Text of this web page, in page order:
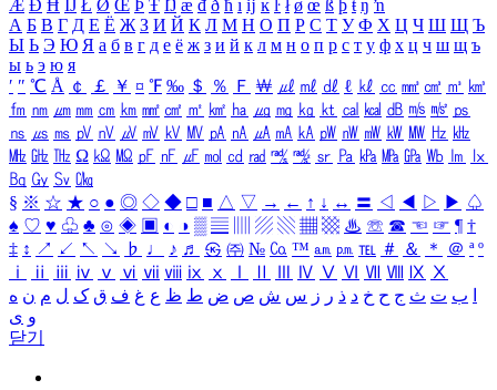
Æ Ð Ħ Ĳ Ł Ø Œ Þ Ŧ Ŋ æ đ ð ħ ı ĳ ĸ ŀ ł ø œ ß þ ŧ ŋ ŉ
А Б В Г Д Е Ё Ж З И Й К Л М Н О П Р С Т У Ф Х Ц Ч Ш Щ Ъ
Ы Ь Э Ю Я а б в г д е ё ж з и й к л м н о п р с т у ф х ц ч ш щ ъ
ы ь э ю я
′ ″ ℃ Å ￠ ￡ ￥ ¤ ℉ ‰ ＄ ％ Ｆ ￦ ㎕ ㎖ ㎗ ℓ ㎘ ㏄ ㎣ ㎤ ㎥ ㎦
㎙ ㎚ ㎛ ㎜ ㎝ ㎞ ㎟ ㎠ ㎡ ㎢ ㏊ ㎍ ㎎ ㎏ ㏏ ㎈ ㎉ ㏈ ㎧ ㎨ ㎰
㎱ ㎲ ㎳ ㎴ ㎵ ㎶ ㎷ ㎸ ㎹ ㎀ ㎁ ㎂ ㎃ ㎄ ㎺ ㎻ ㎽ ㎾ ㎿ ㎐ ㎑
㎒ ㎓ ㎔ Ω ㏀ ㏁ ㎊ ㎋ ㎌ ㏖ ㏅ ㎭ ㎮ ㎯ ㏛ ㎩ ㎪ ㎫ ㎬ ㏝ ㏐
㏓
㏃ ㏉ ㏜ ㏆
§ ※ ☆ ★ ○ ● ◎ ◇ ◆ □ ■ △ ▽ → ← ↑ ↓ ↔ 〓 ◁ ◀ ▷ ▶ ♤
♠ ♡ ♥ ♧ ♣ ⊙ ◈ ▣ ◐ ◑ ▒ ▤ ▨ ▧ ▦ ▩ ♨ ☏ ☎ ☜ ☞ ¶ †
‡ ↕ ↗ ↙ ↖ ↘ ♭ ♩ ♪ ♬ ㉿ ㈜ № ㏇ ™ ㏂ ㏘ ℡ ＃ ＆ ＊ ＠ ª º
ⅰ
ⅱ ⅲ ⅳ ⅴ ⅵ ⅶ ⅷ ⅸ ⅹ Ⅳ Ⅴ Ⅵ Ⅶ Ⅷ Ⅸ Ⅹ
ب ت ث ج ح خ د ذ ر ز س ش ص ض ط ظ ع غ ف ق ک ل م ن ه
و ی
닫기